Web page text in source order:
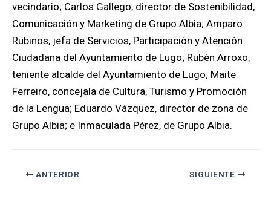
vecindario; Carlos Gallego, director de Sostenibilidad,
Comunicación y Marketing de Grupo Albia; Amparo
Rubinos, jefa de Servicios, Participación y Atención
Ciudadana del Ayuntamiento de Lugo; Rubén Arroxo,
teniente alcalde del Ayuntamiento de Lugo; Maite
Ferreiro, concejala de Cultura, Turismo y Promoción
de la Lengua; Eduardo Vázquez, director de zona de
Grupo Albia; e Inmaculada Pérez, de Grupo Albia.
ANTERIOR SIGUIENTE